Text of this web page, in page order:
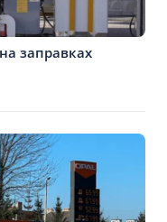
заправках